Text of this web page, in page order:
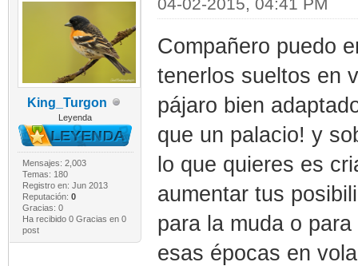
King_Turgon
Leyenda
Mensajes: 2,003
Temas: 180
Registro en: Jun 2013
Reputación: 0
Gracias: 0
Ha recibido 0 Gracias en 0
post
Compañero puedo
tenerlos sueltos en
pájaro bien
que un palacio! y
lo que quieres es
aumentar tus
para la muda o
esas épocas en